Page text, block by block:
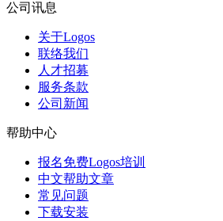
公司讯息
关于Logos
联络我们
人才招募
服务条款
公司新闻
帮助中心
报名免费Logos培训
中文帮助文章
常见问题
下载安装